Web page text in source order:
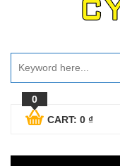
0
CART: 0 ₫